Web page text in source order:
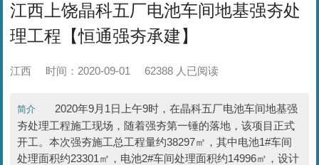
江西上饶晶科五厂电池车间地基强夯处
理工程【恒通强夯承建】
江西 时间：2020-09-01 62388 人已阅读
简介
2020年9月1日上午9时，在晶科五厂电池车间地基强
夯处理工程施工现场，随着强夯第一锤的落地，该项目正式
开工。本次强夯施工总工程量约38297㎡，其中电池1#车间
处理面积约23301㎡，电池2#车间处理面积约14996㎡，设计